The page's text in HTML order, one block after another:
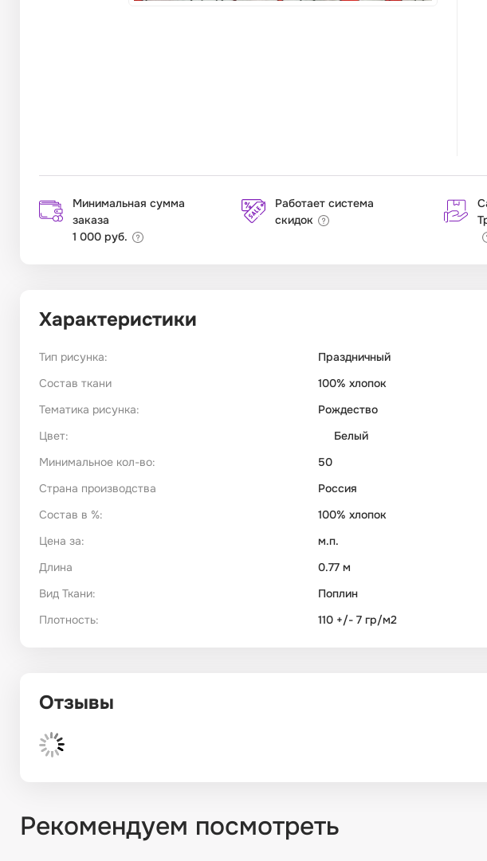
Минимальная сумма
заказа
1 000 руб.
Работает система
скидок
Характеристики
Тип рисунка:
Праздничный
Состав ткани
100% хлопок
Тематика рисунка:
Рождество
Цвет:
Белый
Минимальное кол-во:
50
Страна производства
Россия
Состав в %:
100% хлопок
Цена за:
м.п.
Длина
0.77 м
Вид Ткани:
Поплин
Плотность:
110 +/- 7 гр/м2
Отзывы
Рекомендуем посмотреть